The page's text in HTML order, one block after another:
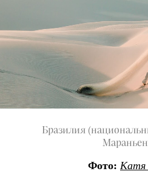
Бразилия
Фото: Катя